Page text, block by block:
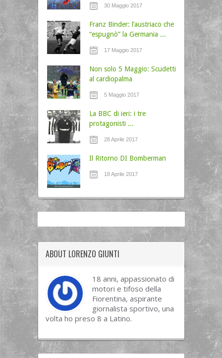
30 Maggio 2017
Franz Binder: l’austriaco che
“espugnò” la Germania ...
17 Maggio 2017
Non solo 5 Maggio: Scudetti
al cardiopalma
5 Maggio 2017
La BBC di ieri: i tre
protagonisti ...
28 Aprile 2017
Il Ritorno DI Bomberman
18 Aprile 2017
ABOUT LORENZO GIUNTI
18 anni, appassionato di
motori e tifoso della
Fiorentina, aspirante
giornalista sportivo, una
volta ho preso 8 a Latino.